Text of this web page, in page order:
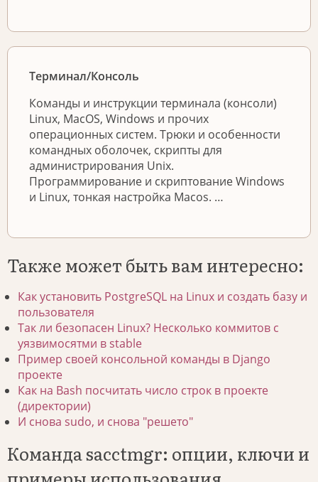
Терминал/Консоль
Команды и инструкции терминала (консоли)
Linux, MacOS, Windows и прочих
операционных систем. Трюки и особенности
командных оболочек, скрипты для
администрирования Unix.
Программирование и скриптование Windows
и Linux, тонкая настройка Macos. …
Также может быть вам интересно:
Как установить PostgreSQL на Linux и создать базу и
пользователя
Так ли безопасен Linux? Несколько коммитов с
уязвимосятми в stable
Пример своей консольной команды в Django
проекте
Как на Bash посчитать число строк в проекте
(директории)
И снова sudo, и снова "решето"
Команда sacctmgr: опции, ключи и